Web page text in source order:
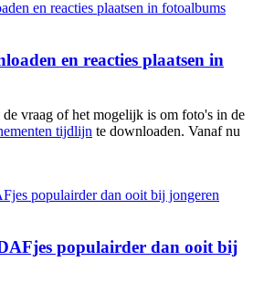
en reacties plaatsen in
vraag of het mogelijk is om foto's in de
tijdlijn te downloaden. Vanaf nu
populairder dan ooit bij